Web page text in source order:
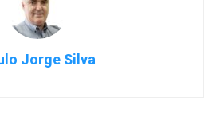
Jorge Silva